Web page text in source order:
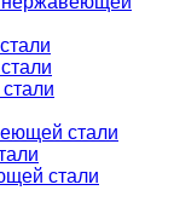
стали
стали